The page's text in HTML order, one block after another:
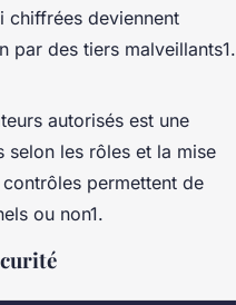
chiffrées deviennent
par des tiers malveillants1.
autorisés est une
selon les rôles et la mise
permettent de
ou non1.